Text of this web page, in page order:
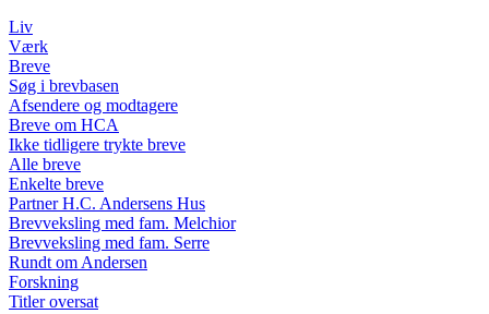
Liv
Værk
Breve
Søg i brevbasen
Afsendere og modtagere
Breve om HCA
Ikke tidligere trykte breve
Alle breve
Enkelte breve
Partner H.C. Andersens Hus
Brevveksling med fam. Melchior
Brevveksling med fam. Serre
Rundt om Andersen
Forskning
Titler oversat